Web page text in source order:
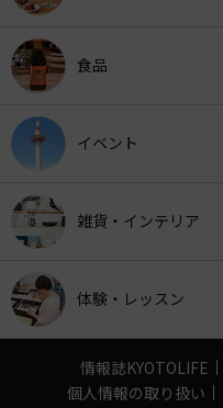
食品
イベント
雑貨・インテリア
体験・レッスン
情報誌KYOTOLIFE
個人情報の取り扱い